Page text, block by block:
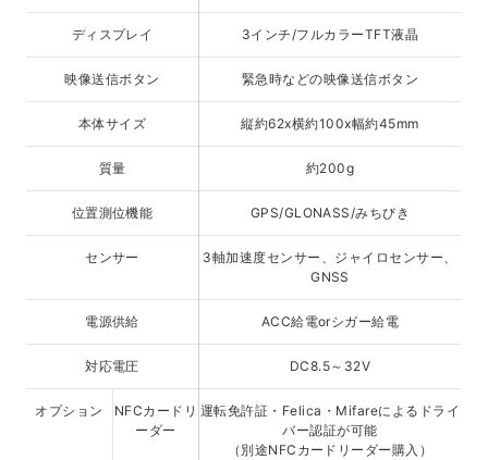
ディスプレイ 3インチ/フルカラーTFT液晶
映像送信ボタン 緊急時などの映像送信ボタン
本体サイズ 縦約62x横約100x幅約45mm
質量 約200g
位置測位機能 GPS/GLONASS/みちびき
センサー
3軸加速度センサー、ジャイロセンサー、
GNSS
電源供給 ACC給電orシガー給電
対応電圧 DC8.5～32V
オプション
NFCカードリ
ーダー
運転免許証・Felica・Mifareによるドライ
バー認証が可能
（別途NFCカードリーダー購入）